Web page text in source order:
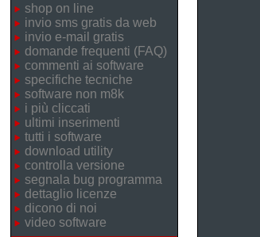
shop on line
invio sms gratis da web
invio e-mail gratis
domande frequenti (FAQ)
commenti ai software
specifiche tecniche
software non m8k
i più cliccati
ultimi inserimenti
tutti i software
download utility
controlla versione
segnala bug programma
dettaglio licenze
dicono di noi
video software